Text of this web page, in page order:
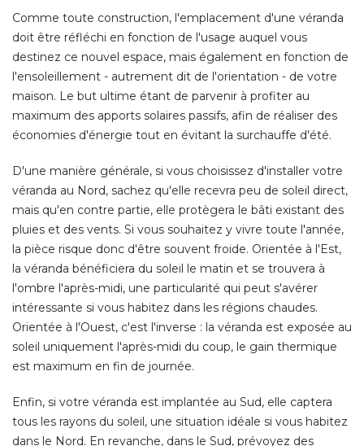
maison. Le but ultime étant de parvenir à profiter au
maximum des apports solaires passifs, afin de réaliser des
économies d'énergie tout en évitant la surchauffe d'été.
D'une manière générale, si vous choisissez d'installer votre
véranda au Nord, sachez qu'elle recevra peu de soleil direct,
mais qu'en contre partie, elle protègera le bâti existant des
la pièce risque donc d'être souvent froide. Orientée à l'Est,
la véranda bénéficiera du soleil le matin et se trouvera à
l'ombre l'après-midi, une particularité qui peut s'avérer
intéressante si vous habitez dans les régions chaudes.
Orientée à l'Ouest, c'est l'inverse : la véranda est exposée au
soleil uniquement l'après-midi du coup, le gain thermique
est maximum en fin de journée.
Enfin, si votre véranda est implantée au Sud, elle captera
tous les rayons du soleil, une situation idéale si vous habitez
dans le Nord. En revanche, dans le Sud, prévoyez des
étouffante.